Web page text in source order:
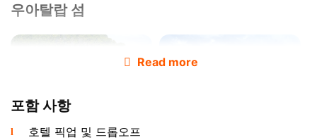
우아탈랍 섬
Read more
포함 사항
호텔 픽업 및 드롭오프